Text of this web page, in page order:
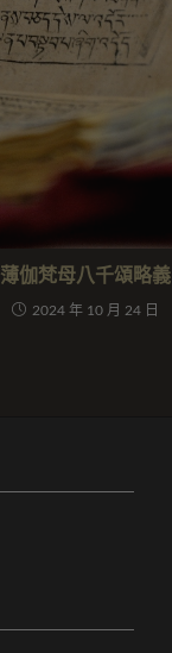
薄伽梵母八千頌略義
2024 年 10 月 24 日